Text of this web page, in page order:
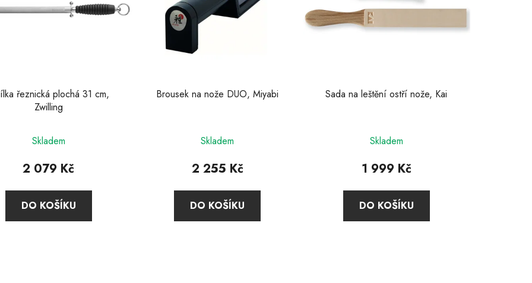
řeznická plochá 31 cm,
Zwilling
Skladem
2 079 Kč
DO KOŠÍKU
Brousek na nože DUO, Miyabi
hodnocení
produktu
3,5
z
Skladem
2 255 Kč
DO KOŠÍKU
Sada na leštění ostří nože, Kai
Skladem
1 999 Kč
DO KOŠÍKU